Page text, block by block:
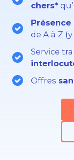
chers*
Présence
de A à Z
Service
Offres